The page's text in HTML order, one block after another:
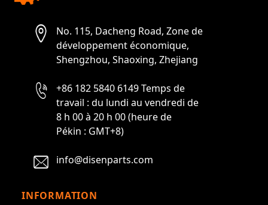
No. 115, Dacheng Road, Zone de
développement économique,
Shengzhou, Shaoxing, Zhejiang
+86 182 5840 6149 Temps de
travail : du lundi au vendredi de
8 h 00 à 20 h 00 (heure de
Pékin : GMT+8)
info@disenparts.com
INFORMATION